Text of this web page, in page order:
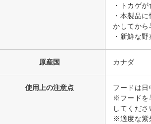
・トカゲ
・本製品
かしてから
・新鮮な
原産国 カナダ
使用上の注意点
フードは日
※フードを
してくださ
※適度な紫